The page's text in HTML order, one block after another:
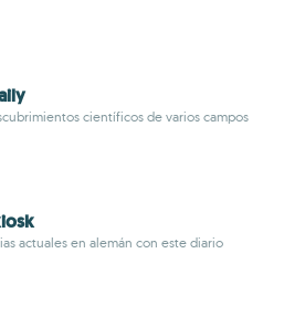
científicos de varios campos
actuales en alemán con este diario